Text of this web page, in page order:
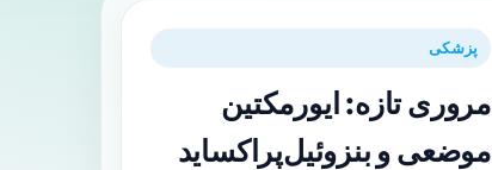
پزشکی
مروری تازه: ایورمکتین
موضعی و بنزوئیل‌پراکساید